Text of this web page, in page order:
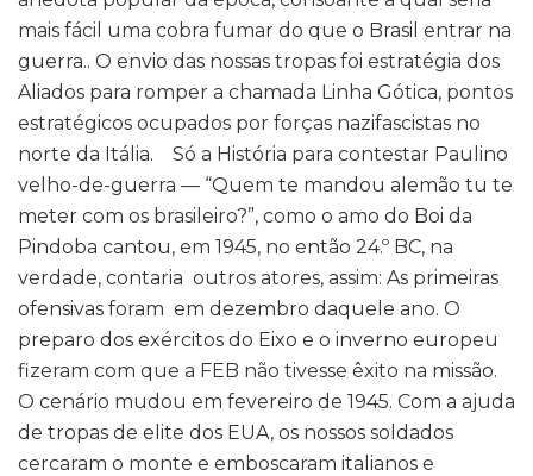
mais fácil uma cobra fumar do que o Brasil entrar na
guerra.. O envio das nossas tropas foi estratégia dos
Aliados para romper a chamada Linha Gótica, pontos
estratégicos ocupados por forças nazifascistas no
norte da Itália. Só a História para contestar Paulino
velho-de-guerra — “Quem te mandou alemão tu te
meter com os brasileiro?”, como o amo do Boi da
Pindoba cantou, em 1945, no então 24.º BC, na
verdade, contaria outros atores, assim: As primeiras
ofensivas foram em dezembro daquele ano. O
preparo dos exércitos do Eixo e o inverno europeu
fizeram com que a FEB não tivesse êxito na missão.
O cenário mudou em fevereiro de 1945. Com a ajuda
de tropas de elite dos EUA, os nossos soldados
cercaram o monte e emboscaram italianos e